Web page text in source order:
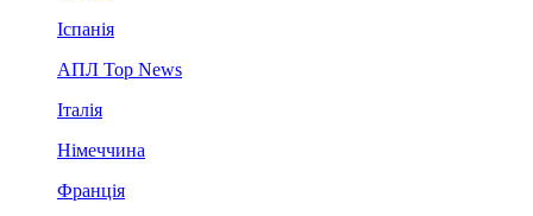
Іспанія
АПЛ Top News
Італія
Німеччина
Франція